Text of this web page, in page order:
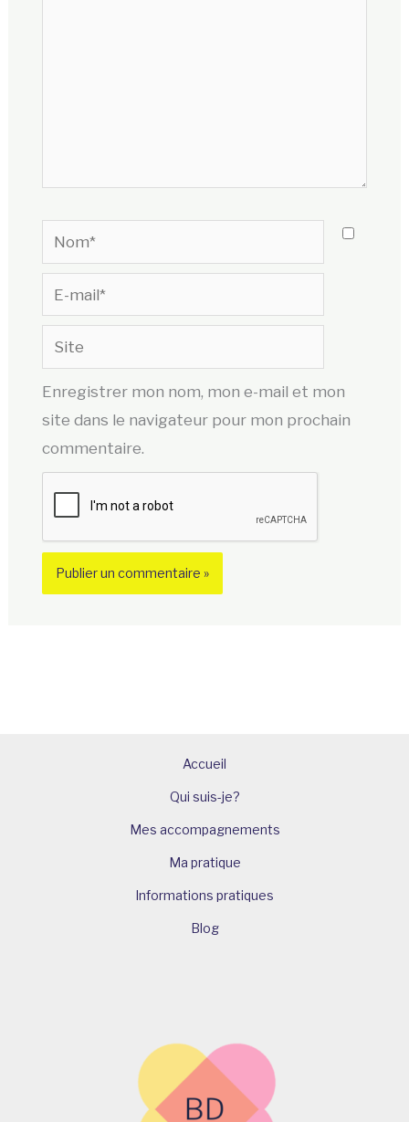
Nom*
E-
mail*
Site
Enregistrer mon nom, mon e-mail et mon
site dans le navigateur pour mon prochain
commentaire.
Accueil
Qui suis-je?
Mes accompagnements
Ma pratique
Informations pratiques
Blog